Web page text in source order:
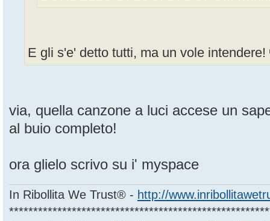
E gli s'e' detto tutti, ma un vole intendere!
via, quella canzone a luci accese un
al buio completo!
ora glielo scrivo su i' myspace
In Ribollita We Trust® - http://